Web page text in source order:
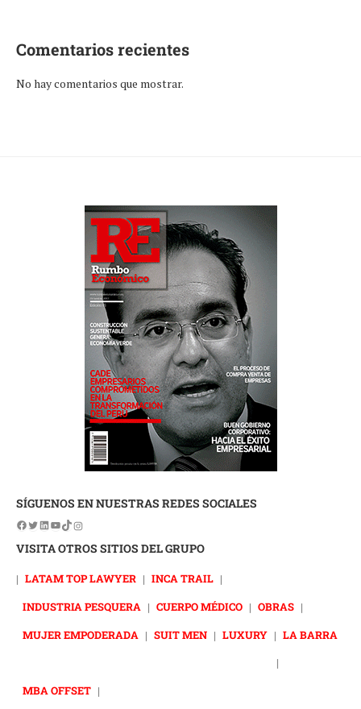
Comentarios recientes
No hay comentarios que mostrar.
SÍGUENOS EN NUESTRAS REDES SOCIALES
VISITA OTROS SITIOS DEL GRUPO
| LATAM TOP LAWYER | INCA TRAIL |
INDUSTRIA PESQUERA | CUERPO MÉDICO | OBRAS |
MUJER EMPODERADA | SUIT MEN | LUXURY | LA BARRA
|
MBA OFFSET |